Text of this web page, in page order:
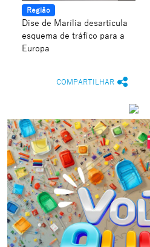
Região
Dise de Marília desarticula
esquema de tráfico para a
Europa
COMPARTILHAR